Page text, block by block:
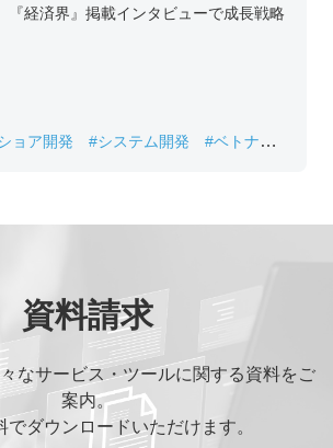
『経済界』掲載インタビューで成長戦略
ョア開発 #システム開発
#ベトナムIT
資料請求
なサービス・ツールに関する資料をご
案内。
でダウンロードいただけます。